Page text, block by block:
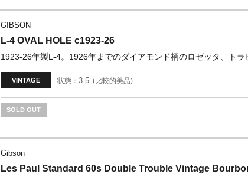
GIBSON
L-4 OVAL HOLE c1923-26
1923-26年製L-4。1926年までのダイアモンド柄のロゼッタ、トラ
VINTAGE 状態： 3.5 比較的美品
SOLD OUT
Gibson
Les Paul Standard 60s Double Trouble Vintage